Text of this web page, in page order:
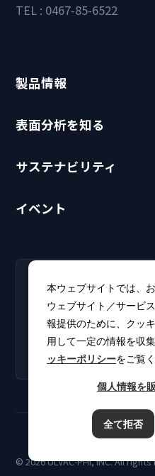
TEL : 0467-85-6522
製品情報
表面分析を知る
サステナビリティ
イベント
採用情報
新卒・キャリア採用情報を
掲載しています。
© 2026 ULVAC-PHI, INC. All
本ウェブサイトでは、
ウェブサイト／サービ
報提供のために、クッ
用して一定の情報を収
ッキーポリシーをご覧
個人情報を
全て拒否